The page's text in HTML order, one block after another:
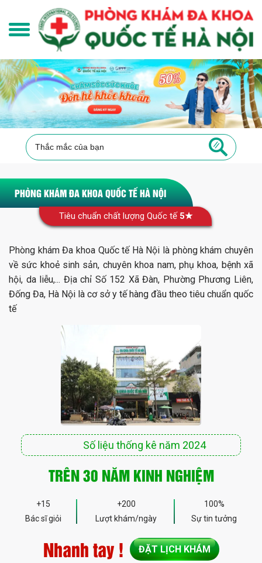
PHÒNG KHÁM ĐA KHOA QUỐC TẾ HÀ NỘI
Tiêu chuẩn chất lượng Quốc tế 5★
Phòng khám Đa khoa Quốc tế Hà Nội là phòng khám chuyên
về sức khoẻ sinh sản, chuyên khoa nam, phụ khoa, bệnh xã
hội, da liễu,... Địa chỉ Số 152 Xã Đàn, Phường Phương Liên,
Đống Đa, Hà Nội là cơ sở y tế hàng đầu theo tiêu chuẩn quốc
tế
Số liệu thống kê năm 2024
TRÊN 30 NĂM KINH NGHIỆM
+15
Bác sĩ giỏi
+200
Lượt khám/ngày
100%
Sự tin tưởng
Nhanh tay ! ĐẶT LỊCH KHÁM